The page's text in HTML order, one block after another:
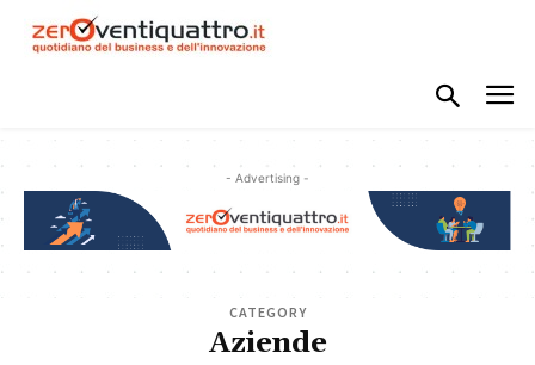
- Advertising -
CATEGORY
Aziende